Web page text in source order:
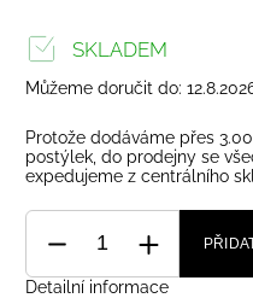
SKLADEM
Můžeme doručit do:
Protože dodáváme přes
postýlek, do prodejny se
expedujeme z centrálního
Detailní informace